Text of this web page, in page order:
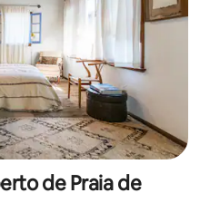
de Praia de